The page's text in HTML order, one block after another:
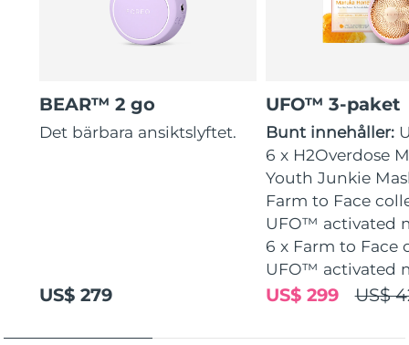
BEAR™ 2 go
Det bärbara ansiktslyftet.
US$ 279
UFO™ 3-paket
Bunt innehåller:
6 x H2Overdose
Youth Junkie
Farm to Face
UFO™ activated
6 x Farm to Face
UFO™ activated
US$
US$ 299